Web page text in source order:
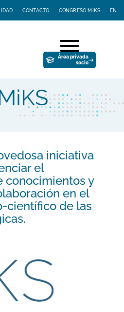
CONTACTO CONGRESO MIKS EN
Área privada
socio
iniciativa
el
conocimientos y
en el
científico de las